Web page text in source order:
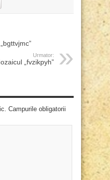
Urmator:
„fvzikpyh”
Campurile obligatorii